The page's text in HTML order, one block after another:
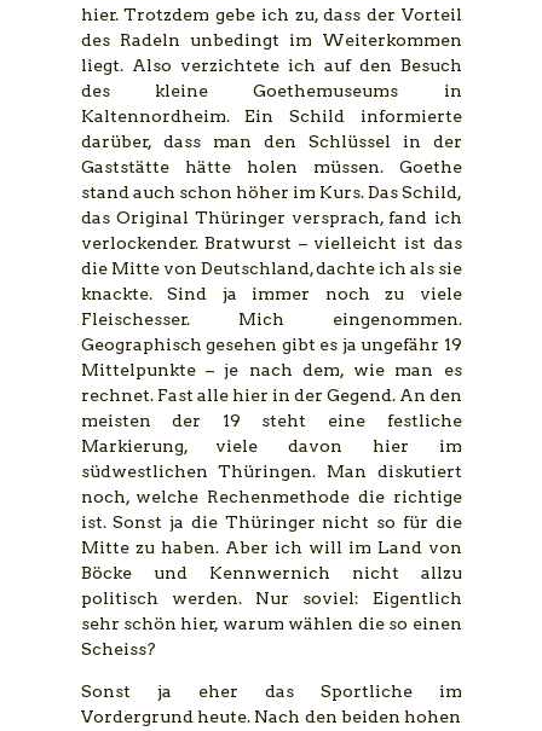
hier. Trotzdem gebe ich zu, dass der Vorteil
des Radeln unbedingt im Weiterkommen
liegt. Also verzichtete ich auf den Besuch
des kleine Goethemuseums in
Kaltennordheim. Ein Schild informierte
darüber, dass man den Schlüssel in der
Gaststätte hätte holen müssen. Goethe
stand auch schon höher im Kurs. Das Schild,
das Original Thüringer versprach, fand ich
verlockender. Bratwurst – vielleicht ist das
die Mitte von Deutschland, dachte ich als sie
knackte. Sind ja immer noch zu viele
Fleischesser. Mich eingenommen.
Geographisch gesehen gibt es ja ungefähr 19
Mittelpunkte – je nach dem, wie man es
rechnet. Fast alle hier in der Gegend. An den
meisten der 19 steht eine festliche
Markierung, viele davon hier im
südwestlichen Thüringen. Man diskutiert
noch, welche Rechenmethode die richtige
ist. Sonst ja die Thüringer nicht so für die
Mitte zu haben. Aber ich will im Land von
Böcke und Kennwernich nicht allzu
politisch werden. Nur soviel: Eigentlich
sehr schön hier, warum wählen die so einen
Scheiss?
Sonst ja eher das Sportliche im
Vordergrund heute. Nach den beiden hohen